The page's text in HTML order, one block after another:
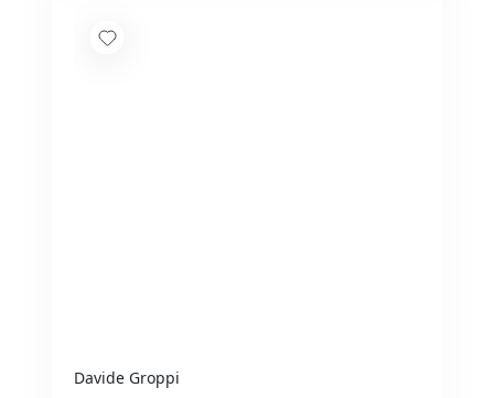
Davide Groppi